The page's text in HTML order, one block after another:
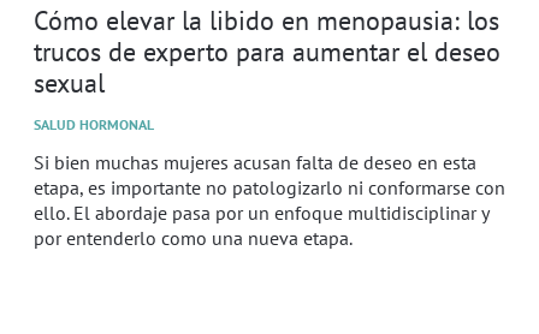
Cómo elevar la libido en menopausia: los
trucos de experto para aumentar el deseo
sexual
SALUD HORMONAL
Si bien muchas mujeres acusan falta de deseo en esta
etapa, es importante no patologizarlo ni conformarse con
ello. El abordaje pasa por un enfoque multidisciplinar y
por entenderlo como una nueva etapa.